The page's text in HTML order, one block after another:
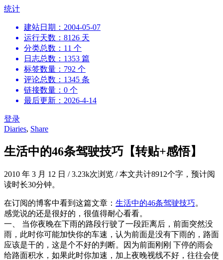
跳
统计
建站日期：2004-05-07
运行天数：8126 天
分类总数：11 个
日志总数：1353 篇
标签数量：792 个
评论总数：1345 条
链接数量：0 个
最后更新：2026-4-14
登录
Diaries, Share
生活中的46条驾驶技巧【转贴+感悟】
2010 年 3 月 12 日 /3.23k次浏览 /本文共计8912个字，预计阅
读时长30分钟。
在订阅的博客中看到这篇文章： 生活中的46条驾驶技巧。
感觉说的还是很好的，很值得耐心看看。
一、 当你夜晚在下雨的路段行驶了一段距离后，前面突然没
雨，此时你可能加快你的车速，认为前面是没有下雨的，路面
应该是干的，这是个不好的判断。因为前面刚刚 下停的雨会
给路面积水，如果此时你加速，加上夜晚视线不好，往往会使